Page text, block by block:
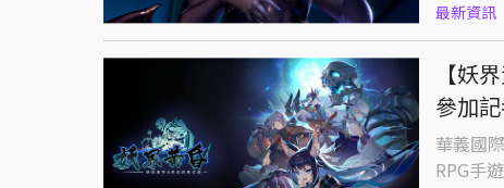
最新資訊
【妖
參加
華義國
RPG手